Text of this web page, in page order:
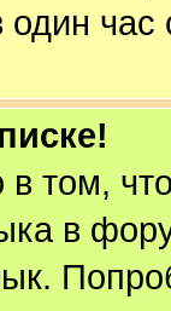
один
в том,
в